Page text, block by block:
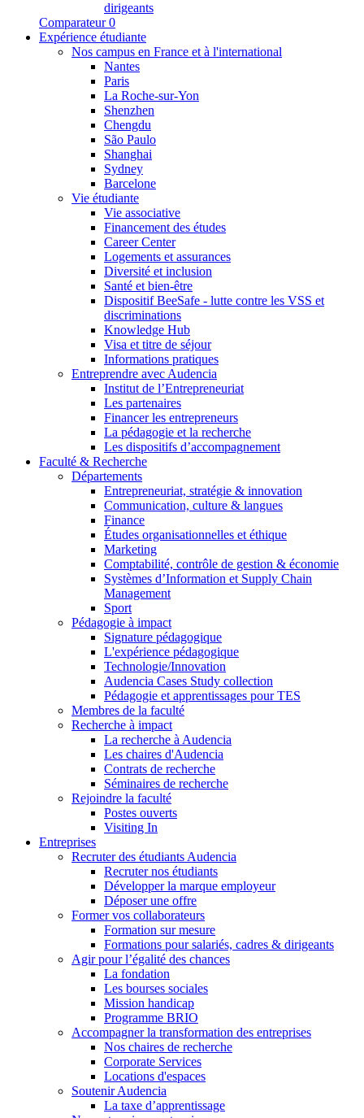
dirigeants
Comparateur 0
Expérience étudiante
Nos campus en France et à l'international
Nantes
Paris
La Roche-sur-Yon
Shenzhen
Chengdu
São Paulo
Shanghai
Sydney
Barcelone
Vie étudiante
Vie associative
Financement des études
Career Center
Logements et assurances
Diversité et inclusion
Santé et bien-être
Dispositif BeeSafe - lutte contre les VSS et
discriminations
Knowledge Hub
Visa et titre de séjour
Informations pratiques
Entreprendre avec Audencia
Institut de l’Entrepreneuriat
Les partenaires
Financer les entrepreneurs
La pédagogie et la recherche
Les dispositifs d’accompagnement
Faculté & Recherche
Départements
Entrepreneuriat, stratégie & innovation
Communication, culture & langues
Finance
Études organisationnelles et éthique
Marketing
Comptabilité, contrôle de gestion & économie
Systèmes d’Information et Supply Chain
Management
Sport
Pédagogie à impact
Signature pédagogique
L'expérience pédagogique
Technologie/Innovation
Audencia Cases Study collection
Pédagogie et apprentissages pour TES
Membres de la faculté
Recherche à impact
La recherche à Audencia
Les chaires d'Audencia
Contrats de recherche
Séminaires de recherche
Rejoindre la faculté
Postes ouverts
Visiting In
Entreprises
Recruter des étudiants Audencia
Recruter nos étudiants
Développer la marque employeur
Déposer une offre
Former vos collaborateurs
Formation sur mesure
Formations pour salariés, cadres & dirigeants
Agir pour l’égalité des chances
La fondation
Les bourses sociales
Mission handicap
Programme BRIO
Accompagner la transformation des entreprises
Nos chaires de recherche
Corporate Services
Locations d'espaces
Soutenir Audencia
La taxe d’apprentissage